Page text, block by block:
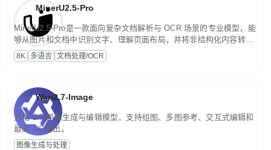
MinerU2.5-Pro
MinerU2.5-Pro是一款面向复杂文档解析与 OCR 场景的专业模型，能
够从图片和文档中识别文字、理解页面布局，并将非结构化内容转换
为便于存储、检索和二次处理的结构化结果。
8K 多语言 文档处理/OCR
Wan2.7-Image
万相 2.7 图像生成与编辑模型，支持组图、多图参考、交互式编辑和
最高 2K 输出。
图像生成与处理